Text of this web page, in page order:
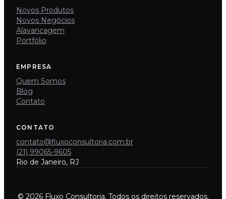
Novos Produtos
Novos Negócios
Alavancagem
Portfólio
EMPRESA
Quem Somos
Blog
Contato
CONTATO
contato@fluxoconsultoria.com.br
(21) 99065-9605
Rio de Janeiro, RJ
© 2026 Fluxo Consultoria. Todos os direitos reservados.